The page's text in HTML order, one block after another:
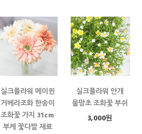
실크플라워 메이퀸
거베라조화 한송이
조화꽃 가지 31cm
부케 꽃다발 재료
실크플라워 안개
물망초 조화꽃 부쉬
3,000원